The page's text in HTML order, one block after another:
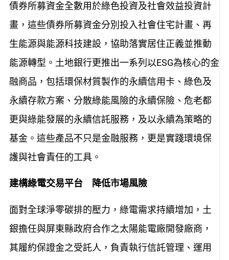
債券所募資金全數用於綠色投資及社會效益投資計
畫，這些債券所募資金分別投入社會住宅計畫、再
生能源與能源科技建設，協助落實居住正義並推動
能源轉型。土地銀行更推出一系列以ESG為核心的金
融商品，包括環保材質製作的永續信用卡、綠色及
永續存款方案、分散綠能風險的永續保險、危老都
更與綠能發展的永續信託服務，及以永續為策略的
基金。這些產品不只是金融服務，更是實踐環境保
護與社會責任的工具。
建構綠電交易平台 降低市場風險
面對全球淨零碳排的壓力，綠電需求持續增加，土
銀擔任與屏東縣政府合作之太陽能電廠開發廠商，
其履約保證金之受託人，負責執行信託管理、運用